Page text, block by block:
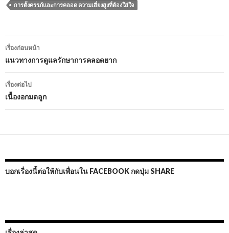
การตั้งครรภ์และการคลอด ความเสี่ยงสูงที่ต้องใส่ใจ
เมนู
นำทาง
เรื่อง
เรื่องก่อนหน้า
แนวทางการดูแลรักษาการคลอดยาก
เรื่องต่อไป
เนื้องอกมดลูก
บอกเรื่องนี้ต่อให้กับเพื่อนใน FACEBOOK กดปุ่ม SHARE